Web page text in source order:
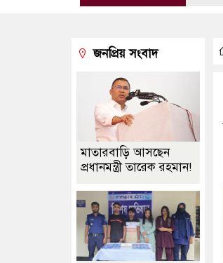
জনপ্রিয় সংবাদ
মাতারবাড়ি আসছেন
প্রধানমন্ত্রী তারেক রহমান!